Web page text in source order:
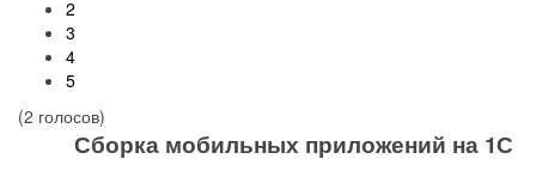
2
3
4
5
(2 голосов)
Сборка мобильных приложений на 1С